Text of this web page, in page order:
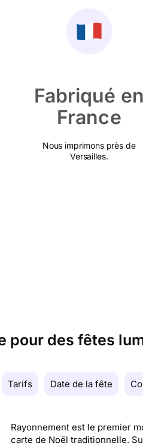
Fabriqué en
France
Nous imprimons près de
Versailles.
pour des fêtes
Tarifs Date de la fête
Rayonnement est le premier
carte de Noël traditionnelle.